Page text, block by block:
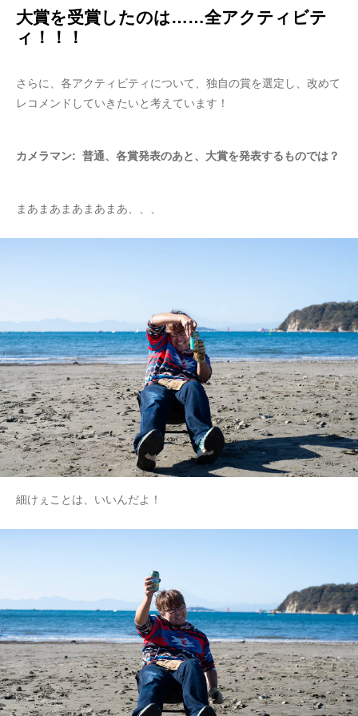
大賞を受賞したのは……全アクティビテ
ィ！！！
さらに、各アクティビティについて、独自の賞を選定し、改めて
レコメンドしていきたいと考えています！
カメラマン: 普通、各賞発表のあと、大賞を発表するものでは？
まあまあまあまあまあ、、、
細けぇことは、いいんだよ！